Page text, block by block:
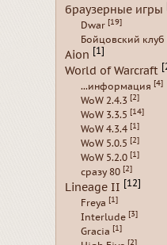
браузерные игры
Dwar [19]
Бойцовский клуб
Aion [1]
World of Warcraft
...информация [4]
WoW 2.4.3 [2]
WoW 3.3.5 [14]
WoW 4.3.4 [1]
WoW 5.0.5 [2]
WoW 5.2.0 [1]
сразу 80 [2]
Lineage II [12]
Freya [1]
Interlude [3]
Gracia [1]
[2]